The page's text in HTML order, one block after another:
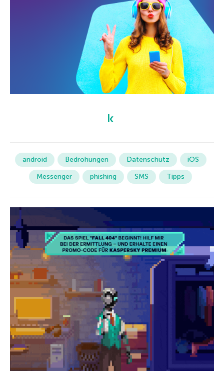
android Bedrohungen Datenschutz
iOS
Messenger
phishing SMS Tipps